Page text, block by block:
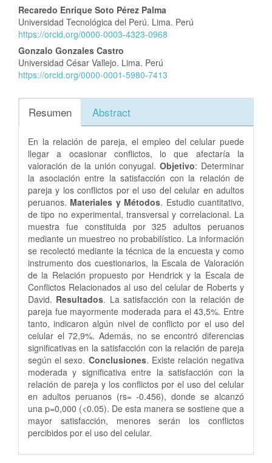
Recaredo Enrique Soto Pérez Palma
Universidad Tecnológica del Perú. Lima. Perú
https://orcid.org/0000-0003-4323-0968
Gonzalo Gonzales Castro
Universidad César Vallejo. Lima. Perú
https://orcid.org/0000-0001-5980-7413
Resumen Abstract
En la relación de pareja, el empleo del celular puede
llegar a ocasionar conflictos, lo que afectaría la
valoración de la unión conyugal.Objetivo: Determinar
la asociación entre la satisfacción con la relación de
pareja y los conflictos por el uso del celular en adultos
peruanos. Materiales y Métodos. Estudio cuantitativo,
de tipo no experimental, transversal y correlacional. La
muestra fue constituida por 325 adultos peruanos
mediante un muestreo no probabilístico. La información
se recolectó mediante la técnica de la encuesta y como
instrumento dos cuestionarios, la Escala de Valoración
de la Relación propuesto por Hendrick y la Escala de
Conflictos Relacionados al uso del celular de Roberts y
David. Resultados. La satisfacción con la relación de
pareja fue mayormente moderada para el 43,5%. Entre
tanto, indicaron algún nivel de conflicto por el uso del
celular el 72,9%. Además, no se encontró diferencias
significativas en la satisfacción con la relación de pareja
según el sexo. Conclusiones. Existe relación negativa
moderada y significativa entre la satisfacción con la
relación de pareja y los conflictos por el uso del celular
en adultos peruanos (rs= -0.456), donde se alcanzó
una p=0,000 (<0.05). De esta manera se sostiene que a
mayor satisfacción, menores serán los conflictos
percibidos por el uso del celular.